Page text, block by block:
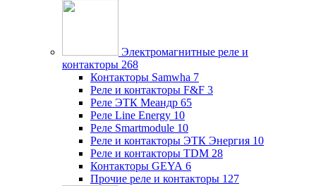
Электромагнитные реле и
контакторы 268
Контакторы Samwha 7
Реле и контакторы F&F 3
Реле ЭТК Меандр 65
Реле Line Energy 10
Реле Smartmodule 10
Реле и контакторы ЭТК Энергия 10
Реле и контакторы TDM 28
Контакторы GEYA 6
Прочие реле и контакторы 127